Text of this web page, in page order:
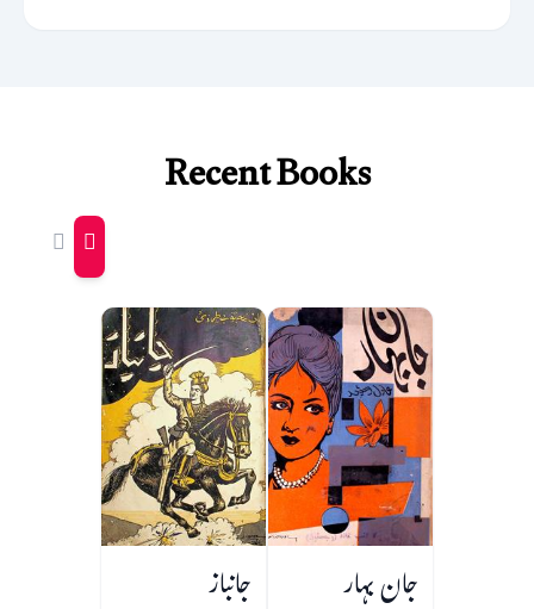
Recent Books
جان بہار جانباز